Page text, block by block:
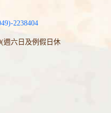
2238404
週六日及例假日休